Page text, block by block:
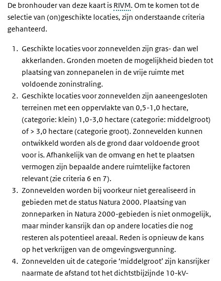
De bronhouder van deze kaart is RIVM. Om te komen tot de
selectie van (on)geschikte locaties, zijn onderstaande criteria
gehanteerd.
Geschikte locaties voor zonnevelden zijn gras- dan wel
akkerlanden. Gronden moeten de mogelijkheid bieden tot
plaatsing van zonnepanelen in de vrije ruimte met
voldoende zoninstraling.
Geschikte locaties voor zonnevelden zijn aaneengesloten
terreinen met een oppervlakte van 0,5-1,0 hectare,
(categorie: klein) 1,0-3,0 hectare (categorie: middelgroot)
of > 3,0 hectare (categorie groot). Zonnevelden kunnen
ontwikkeld worden als de grond daar voldoende groot
voor is. Afhankelijk van de omvang en het te plaatsen
vermogen zijn bepaalde andere ruimtelijke factoren
relevant (zie criteria 6 en 7).
Zonnevelden worden bij voorkeur niet gerealiseerd in
gebieden met de status Natura 2000. Plaatsing van
zonneparken in Natura 2000-gebieden is niet onmogelijk,
maar minder kansrijk dan op andere locaties die nog
resteren als potentieel areaal. Reden is opnieuw de kans
op het verkrijgen van de omgevingsvergunning.
Zonnevelden uit de categorie ‘middelgroot’ zijn kansrijker
naarmate de afstand tot het dichtstbijzijnde 10-kV-